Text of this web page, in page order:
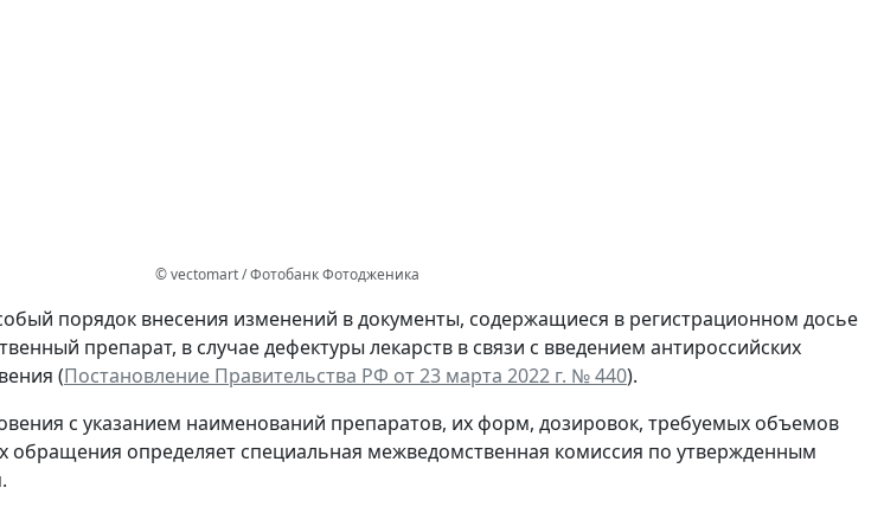
© vectomart / Фотобанк Фотодженика
порядок внесения изменений в документы, содержащиеся в регистрационном досье
препарат, в случае дефектуры лекарств в связи с введением антироссийских
(Постановление Правительства РФ от 23 марта 2022 г. № 440).
с указанием наименований препаратов, их форм, дозировок, требуемых объемов
обращения определяет специальная межведомственная комиссия по утвержденным